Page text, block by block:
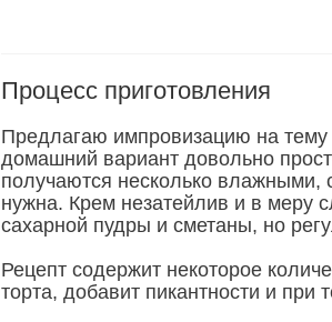
Процесс приготовления
Предлагаю импровизацию на
домашний вариант довольно
получаются несколько влажными,
нужна. Крем незатейлив и в меру
сахарной пудры и сметаны, но
Рецепт содержит некоторое
торта, добавит пикантности и при